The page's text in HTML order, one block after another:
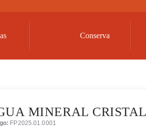
Conserva
MINERAL
FP2025.01.0001